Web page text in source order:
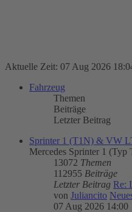
Aktuelle Zeit: 07 Aug 2026
Fahrzeug
Themen
Beiträge
Letzter Beitrag
Sprinter 1 (T1N) & VW
Mercedes Sprinter 1
13072 Themen
112955 Beiträge
Letzter Beitrag Re:
von Juliancito
07 Aug 2026 14:00